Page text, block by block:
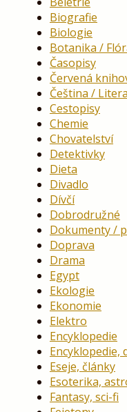
Biografie
Biologie
Botanika /
Časopisy
Červená
Čeština /
Cestopisy
Chemie
Chovatelství
Detektivky
Dieta
Divadlo
Dívčí
Dobrodružné
Dokumenty /
Doprava
Drama
Egypt
Ekologie
Ekonomie
Elektro
Encyklopedie
Encyklopedie,
Eseje, články
Esoterika,
Fantasy, sci-fi